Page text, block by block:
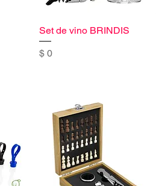
Set de vino BRINDIS
Precio
$ 0